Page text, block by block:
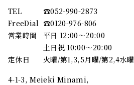
TEL
☎︎052-990-2873
FreeDial ☎︎0120-976-806
営業時間
平日 12:00～20:00
土日祝 10:00～20:00
定休日
火曜/第1,3,5月曜/第2,4水曜
4-1-3, Meieki Minami,